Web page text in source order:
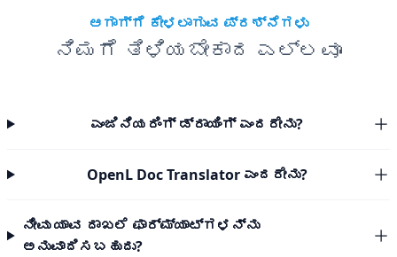
ಆಗಾಗ್ಗೆ ಕೇಳಲಾಗುವ ಪ್ರಶ್ನೆಗಳು
ನಿಮಗೆ ತಿಳಿಯಬೇಕಾದ ಎಲ್ಲವೂ
ಎಂಜಿನಿಯರಿಂಗ್ ಡ್ರಾಯಿಂಗ್ ಎಂದರೇನು?
OpenL Doc Translator ಎಂದರೇನು?
ನೀವು ಯಾವ ದಾಖಲೆ ಫಾರ್ಮ್ಯಾಟ್‌ಗಳನ್ನು
ಅನುವಾದಿಸಬಹುದು?